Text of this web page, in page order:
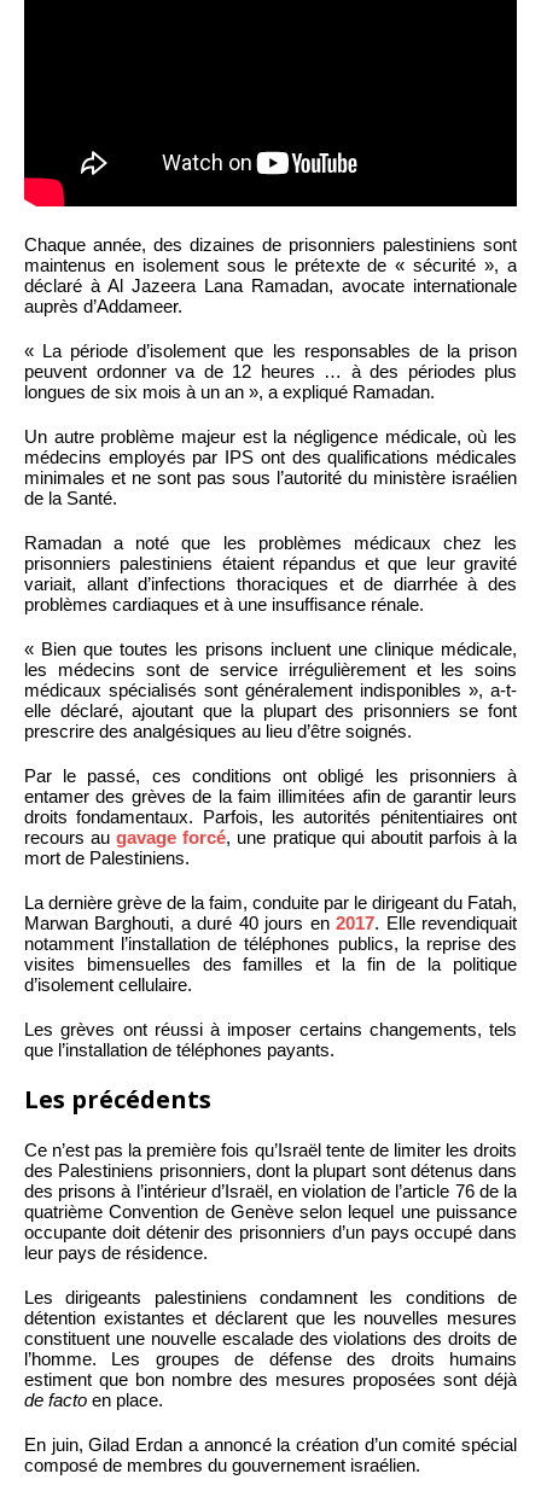
Chaque année, des dizaines de prisonniers palestiniens sont
maintenus en isolement sous le prétexte de « sécurité », a
déclaré à Al Jazeera Lana Ramadan, avocate internationale
auprès d’Addameer.
« La période d’isolement que les responsables de la prison
peuvent ordonner va de 12 heures … à des périodes plus
longues de six mois à un an », a expliqué Ramadan.
Un autre problème majeur est la négligence médicale, où les
médecins employés par IPS ont des qualifications médicales
minimales et ne sont pas sous l’autorité du ministère israélien
de la Santé.
Ramadan a noté que les problèmes médicaux chez les
prisonniers palestiniens étaient répandus et que leur gravité
variait, allant d’infections thoraciques et de diarrhée à des
problèmes cardiaques et à une insuffisance rénale.
« Bien que toutes les prisons incluent une clinique médicale,
les médecins sont de service irrégulièrement et les soins
médicaux spécialisés sont généralement indisponibles », a-t-
elle déclaré, ajoutant que la plupart des prisonniers se font
prescrire des analgésiques au lieu d’être soignés.
Par le passé, ces conditions ont obligé les prisonniers à
entamer des grèves de la faim illimitées afin de garantir leurs
droits fondamentaux. Parfois, les autorités pénitentiaires ont
recours augavage forcé, une pratique qui aboutit parfois à la
mort de Palestiniens.
La dernière grève de la faim, conduite par le dirigeant du Fatah,
Marwan Barghouti, a duré 40 jours en2017. Elle revendiquait
notamment l’installation de téléphones publics, la reprise des
visites bimensuelles des familles et la fin de la politique
d’isolement cellulaire.
Les grèves ont réussi à imposer certains changements, tels
que l’installation de téléphones payants.
Les précédents
Ce n’est pas la première fois qu’Israël tente de limiter les droits
des Palestiniens prisonniers, dont la plupart sont détenus dans
des prisons à l’intérieur d’Israël, en violation de l’article 76 de la
quatrième Convention de Genève selon lequel une puissance
occupante doit détenir des prisonniers d’un pays occupé dans
leur pays de résidence.
Les dirigeants palestiniens condamnent les conditions de
détention existantes et déclarent que les nouvelles mesures
constituent une nouvelle escalade des violations des droits de
l’homme. Les groupes de défense des droits humains
estiment que bon nombre des mesures proposées sont déjà
de facto en place.
En juin, Gilad Erdan a annoncé la création d’un comité spécial
composé de membres du gouvernement israélien.